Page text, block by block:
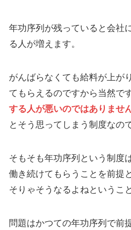
年功序列が残っていると会社
る人が増えます。
がんばらなくても給料が上が
てもらえるのですから当然です
する人が悪いのではありません
とそう思ってしまう制度なの
そもそも年功序列という制度
働き続けてもらうことを前提
そりゃそうなるよねというこ
問題はかつての年功序列で前